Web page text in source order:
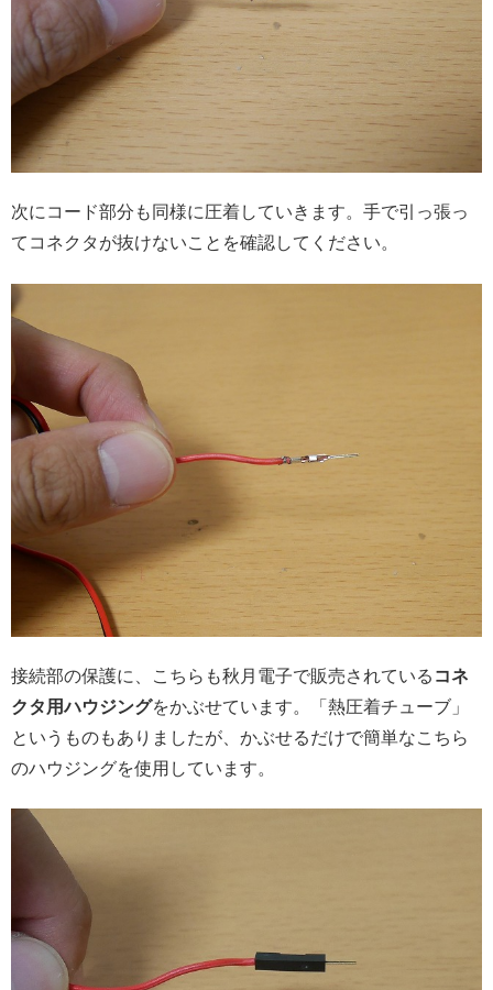
次にコード部分も同様に圧着していきます。手で引っ張っ
てコネクタが抜けないことを確認してください。
接続部の保護に、こちらも秋月電子で販売されている コネ
クタ用ハウジングをかぶせています。「熱圧着チューブ」
というものもありましたが、かぶせるだけで簡単なこちら
のハウジングを使用しています。